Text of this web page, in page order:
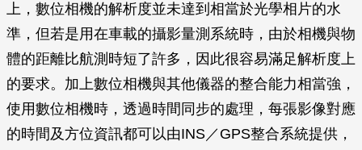
上，數位相機的解析度並未達到相當於光學相片的水
準，但若是用在車載的攝影量測系統時，由於相機與物
體的距離比航測時短了許多，因此很容易滿足解析度上
的要求。加上數位相機與其他儀器的整合能力相當強，
使用數位相機時，透過時間同步的處理，每張影像對應
的時間及方位資訊都可以由INS／GPS整合系統提供，